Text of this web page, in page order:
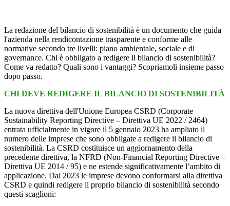
La redazione del bilancio di sostenibilità è un documento che guida
l'azienda nella rendicontazione trasparente e conforme alle
normative secondo tre livelli: piano ambientale, sociale e di
governance. Chi è obbligato a redigere il bilancio di sostenibilità?
Come va redatto? Quali sono i vantaggi? Scopriamoli insieme passo
dopo passo.
CHI DEVE REDIGERE IL BILANCIO DI SOSTENIBILITÀ
La nuova direttiva dell'Unione Europea CSRD (Corporate
Sustainability Reporting Directive – Direttiva UE 2022 / 2464)
entrata ufficialmente in vigore il 5 gennaio 2023 ha ampliato il
numero delle imprese che sono obbligate a redigere il bilancio di
sostenibilità. La CSRD costituisce un aggiornamento della
precedente direttiva, la NFRD (Non-Financial Reporting Directive –
Direttiva UE 2014 / 95) e ne estende significativamente l’ambito di
applicazione. Dal 2023 le imprese devono conformarsi alla direttiva
CSRD e quindi redigere il proprio bilancio di sostenibilità secondo
questi scaglioni: